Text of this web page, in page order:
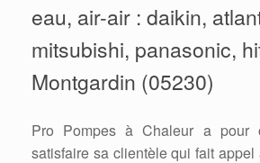
eau, air-air : daikin,
mitsubishi, panasonic,
Montgardin (05230)
Pro Pompes à Chaleur a pour
satisfaire sa clientèle qui fait appel